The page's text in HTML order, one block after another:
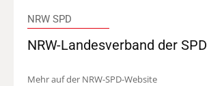
NRW SPD
NRW-Landesverband der SPD
Mehr auf der NRW-SPD-Website